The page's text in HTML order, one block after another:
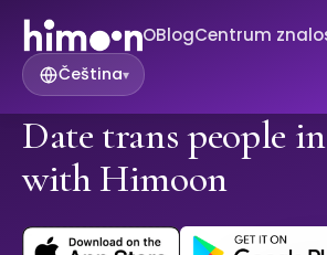
OBlogCentrum
Čeština▾
Date trans people
with Himoon